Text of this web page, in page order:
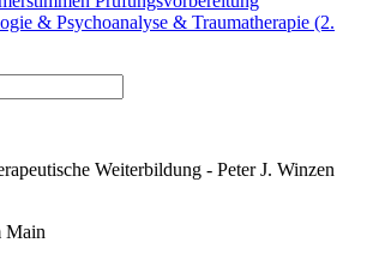
& Psychoanalyse & Traumatherapie (2.
Weiterbildung - Peter J. Winzen
Main